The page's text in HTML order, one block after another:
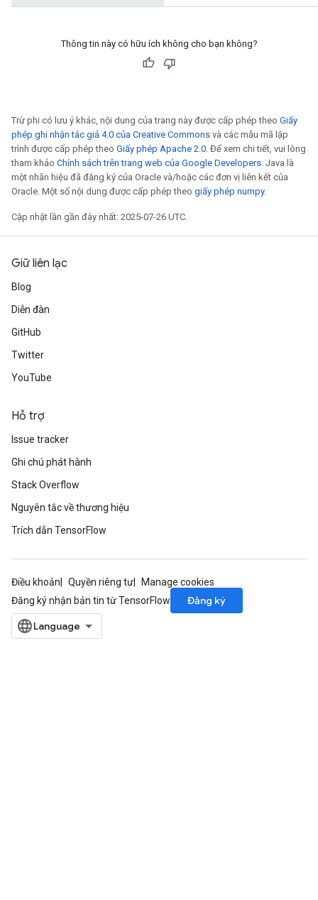
Thông tin này có hữu ích không cho bạn không?
Trừ phi có lưu ý khác, nội dung của trang này được cấp phép theo Giấy
phép ghi nhận tác giả 4.0 của Creative Commons và các mẫu mã lập
trình được cấp phép theo Giấy phép Apache 2.0. Để xem chi tiết, vui lòng
tham khảo Chính sách trên trang web của Google Developers. Java là
một nhãn hiệu đã đăng ký của Oracle và/hoặc các đơn vị liên kết của
Oracle. Một số nội dung được cấp phép theo giấy phép numpy.
Cập nhật lần gần đây nhất: 2025-07-26 UTC.
Giữ liên lạc
Blog
Diễn đàn
GitHub
Twitter
YouTube
Hỗ trợ
Issue tracker
Ghi chú phát hành
Stack Overflow
Nguyên tắc về thương hiệu
Trích dẫn TensorFlow
Điều khoản Quyền riêng tư
Manage cookies
Đăng ký nhận bản tin từ TensorFlow
Đăng ký